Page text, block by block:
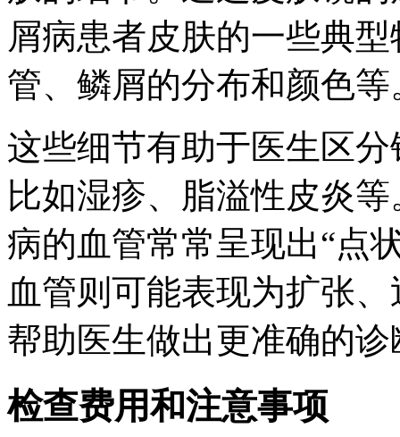
屑病患者皮肤的一些典
管、鳞屑的分布和颜色等
这些细节有助于医生区
比如湿疹、脂溢性皮炎
病的血管常常呈现出“点
血管则可能表现为扩张
帮助医生做出更准确的诊
检查费用和注意事项